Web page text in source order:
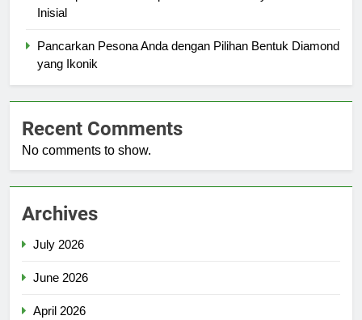
Inisial
Pancarkan Pesona Anda dengan Pilihan Bentuk Diamond
yang Ikonik
Recent Comments
No comments to show.
Archives
July 2026
June 2026
April 2026